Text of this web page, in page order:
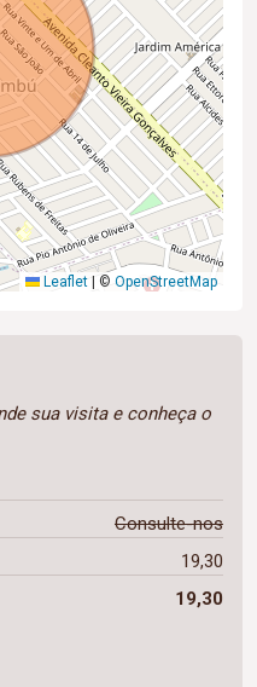
Leaflet © OpenStreetMap
sua visita e conheça o
Consulte-nos
19,30
19,30